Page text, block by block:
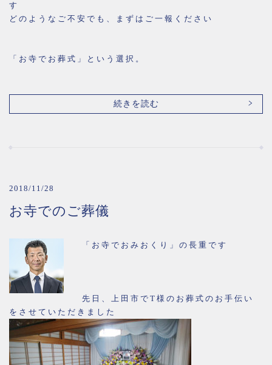
す
どのようなご不安でも、まずはご一報ください
「お寺でお葬式」という選択。
続きを読む
2018/11/28
お寺でのご葬儀
「お寺でおみおくり」の長重です
先日、上田市でT様のお葬式のお手伝い
をさせていただきました